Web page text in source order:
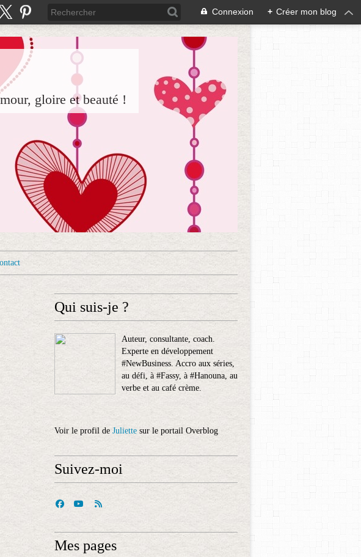
Connexion + Créer mon blog
gloire et beauté !
Qui suis-je ?
Auteur, consultante, coach.
Experte en développement
#NewBusiness. Accro aux séries,
au défi, à #Fassy, à #Hanouna, au
verbe et au café crème.
Voir le profil deJuliette sur le portail Overblog
Suivez-moi
Mes pages